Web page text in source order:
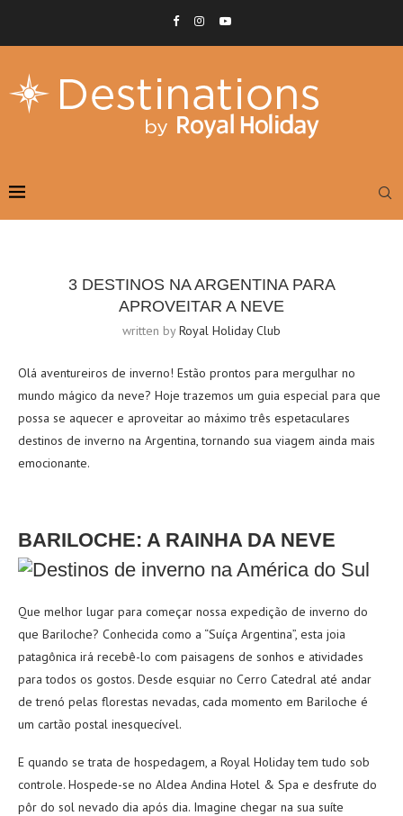
3 DESTINOS NA ARGENTINA PARA
APROVEITAR A NEVE
written byRoyal Holiday Club
Olá aventureiros de inverno! Estão prontos para mergulhar no
mundo mágico da neve? Hoje trazemos um guia especial para que
possa se aquecer e aproveitar ao máximo três espetaculares
destinos de inverno na Argentina, tornando sua viagem ainda mais
emocionante.
BARILOCHE: A RAINHA DA NEVE
Que melhor lugar para começar nossa expedição de inverno do
que Bariloche? Conhecida como a “Suíça Argentina”, esta joia
patagônica irá recebê-lo com paisagens de sonhos e atividades
para todos os gostos. Desde esquiar no Cerro Catedral até andar
de trenó pelas florestas nevadas, cada momento em Bariloche é
um cartão postal inesquecível.
E quando se trata de hospedagem, a Royal Holiday tem tudo sob
controle. Hospede-se no Aldea Andina Hotel & Spa e desfrute do
pôr do sol nevado dia após dia. Imagine chegar na sua suíte